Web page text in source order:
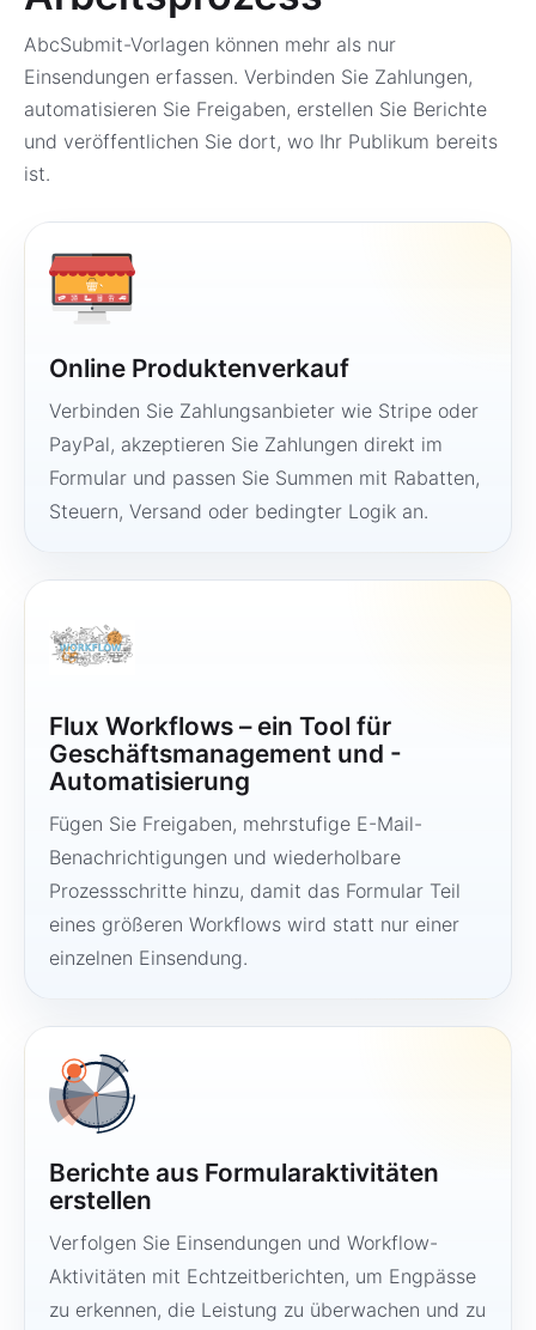
AbcSubmit-Vorlagen können mehr als nur
Einsendungen erfassen. Verbinden Sie Zahlungen,
automatisieren Sie Freigaben, erstellen Sie Berichte
und veröffentlichen Sie dort, wo Ihr Publikum bereits
ist.
Online Produktenverkauf
Verbinden Sie Zahlungsanbieter wie Stripe oder
PayPal, akzeptieren Sie Zahlungen direkt im
Formular und passen Sie Summen mit Rabatten,
Steuern, Versand oder bedingter Logik an.
Flux Workflows – ein Tool für
Geschäftsmanagement und -
Automatisierung
Fügen Sie Freigaben, mehrstufige E-Mail-
Benachrichtigungen und wiederholbare
Prozessschritte hinzu, damit das Formular Teil
eines größeren Workflows wird statt nur einer
einzelnen Einsendung.
Berichte aus Formularaktivitäten
erstellen
Verfolgen Sie Einsendungen und Workflow-
Aktivitäten mit Echtzeitberichten, um Engpässe
zu erkennen, die Leistung zu überwachen und zu